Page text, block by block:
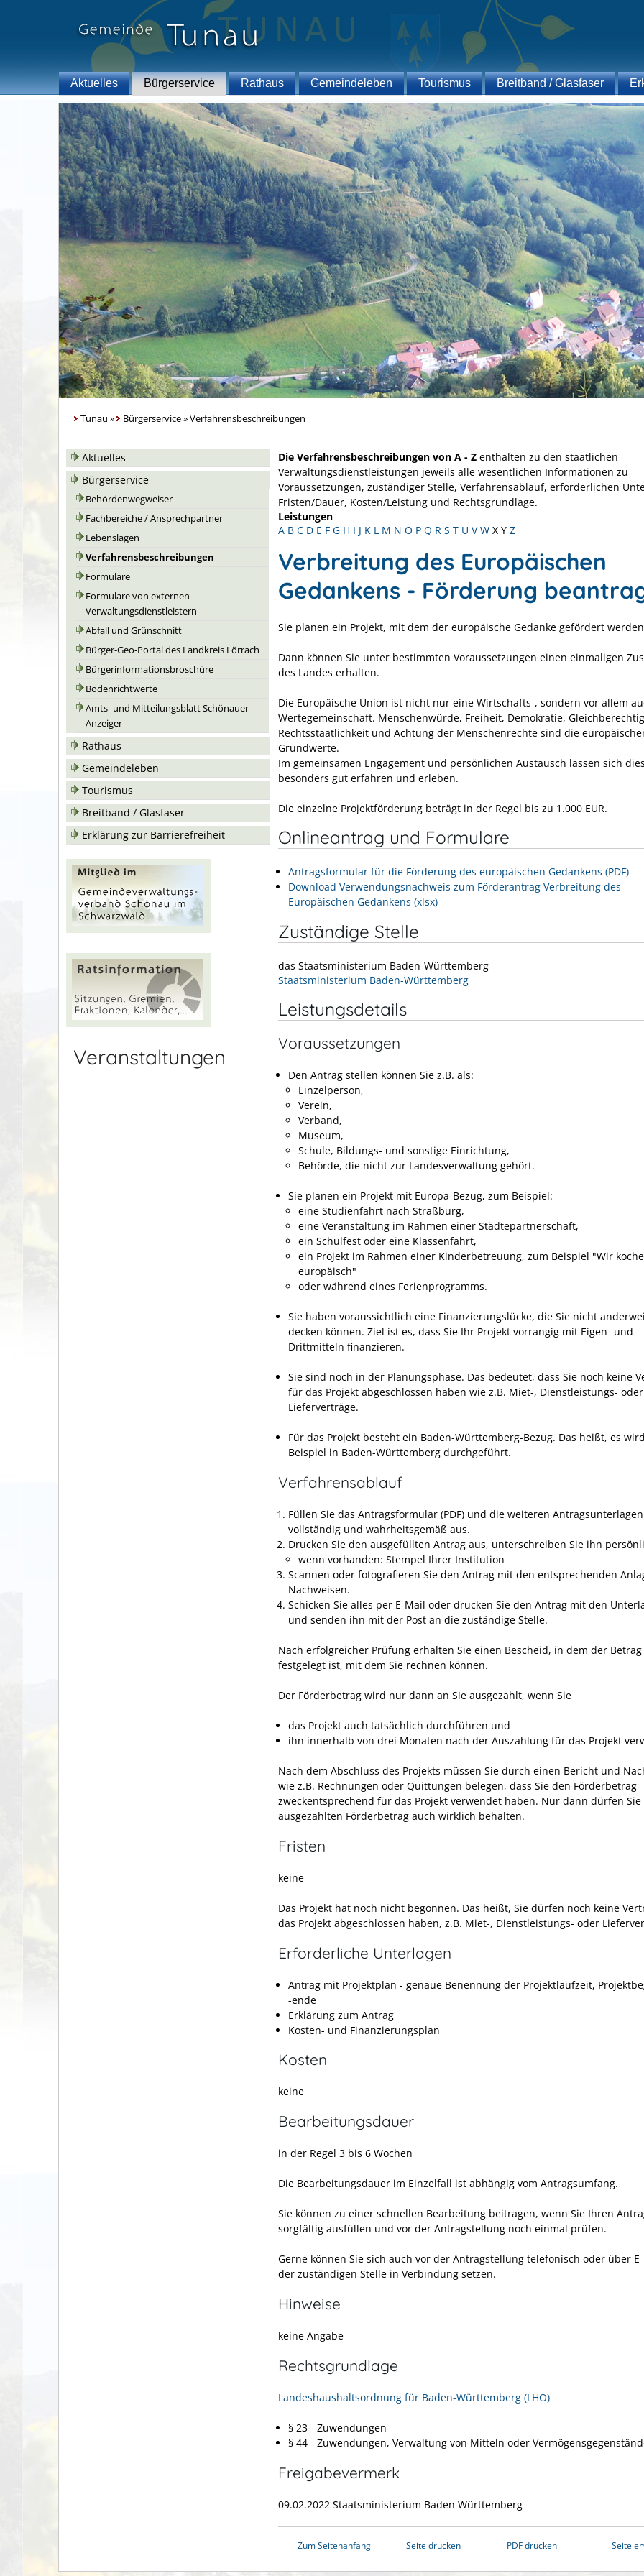
Aktuelles Bürgerservice Rathaus Gemeindeleben Tourismus Breitband / Glasfaser
Tunau » Bürgerservice»Verfahrensbeschreibungen
Aktuelles
Bürgerservice
Behördenwegweiser
Fachbereiche / Ansprechpartner
Lebenslagen
Verfahrensbeschreibungen
Formulare
Formulare von externen
Verwaltungsdienstleistern
Abfall und Grünschnitt
Bürger-Geo-Portal des Landkreis Lörrach
Bürgerinformationsbroschüre
Bodenrichtwerte
Amts- und Mitteilungsblatt Schönauer
Anzeiger
Rathaus
Gemeindeleben
Tourismus
Breitband / Glasfaser
Erklärung zur Barrierefreiheit
Veranstaltungen
Die Verfahrensbeschreibungen von A - Z enthalten zu den staatlichen
Verwaltungsdienstleistungen jeweils alle wesentlichen Informationen zu
Voraussetzungen, zuständiger Stelle, Verfahrensablauf, erforderlichen
Fristen/Dauer, Kosten/Leistung und Rechtsgrundlage.
Leistungen
A B C D E F G H I J K L M N O P Q R S T U V W X Y Z
Verbreitung des Europäischen
Gedankens - Förderung
Sie planen ein Projekt, mit dem der europäische Gedanke gefördert
Dann können Sie unter bestimmten Voraussetzungen einen einmaligen
des Landes erhalten.
Die Europäische Union ist nicht nur eine Wirtschafts-, sondern vor allem
Wertegemeinschaft. Menschenwürde, Freiheit, Demokratie,
Rechtsstaatlichkeit und Achtung der Menschenrechte sind die
Grundwerte.
Im gemeinsamen Engagement und persönlichen Austausch lassen sich
besonders gut erfahren und erleben.
Die einzelne Projektförderung beträgt in der Regel bis zu 1.000 EUR.
Onlineantrag und Formulare
Antragsformular für die Förderung des europäischen Gedankens (PDF)
Download Verwendungsnachweis zum Förderantrag Verbreitung des
Europäischen Gedankens (xlsx)
Zuständige Stelle
das Staatsministerium Baden-Württemberg
Staatsministerium Baden-Württemberg
Leistungsdetails
Voraussetzungen
Den Antrag stellen können Sie z.B. als:
Einzelperson,
Verein,
Verband,
Museum,
Schule, Bildungs- und sonstige Einrichtung,
Behörde, die nicht zur Landesverwaltung gehört.
Sie planen ein Projekt mit Europa-Bezug, zum Beispiel:
eine Studienfahrt nach Straßburg,
eine Veranstaltung im Rahmen einer Städtepartnerschaft,
ein Schulfest oder eine Klassenfahrt,
ein Projekt im Rahmen einer Kinderbetreuung, zum Beispiel "Wir
europäisch"
oder während eines Ferienprogramms.
Sie haben voraussichtlich eine Finanzierungslücke, die Sie nicht
decken können. Ziel ist es, dass Sie Ihr Projekt vorrangig mit Eigen- und
Drittmitteln finanzieren.
Sie sind noch in der Planungsphase. Das bedeutet, dass Sie noch keine
für das Projekt abgeschlossen haben wie z.B. Miet-, Dienstleistungs- oder
Lieferverträge.
Für das Projekt besteht ein Baden-Württemberg-Bezug. Das heißt, es
Beispiel in Baden-Württemberg durchgeführt.
Verfahrensablauf
Füllen Sie das Antragsformular (PDF) und die weiteren Antragsunterlagen
vollständig und wahrheitsgemäß aus.
Drucken Sie den ausgefüllten Antrag aus, unterschreiben Sie ihn
wenn vorhanden: Stempel Ihrer Institution
Scannen oder fotografieren Sie den Antrag mit den entsprechenden
Nachweisen.
Schicken Sie alles per E-Mail oder drucken Sie den Antrag mit den
und senden ihn mit der Post an die zuständige Stelle.
Nach erfolgreicher Prüfung erhalten Sie einen Bescheid, in dem der Betrag
festgelegt ist, mit dem Sie rechnen können.
Der Förderbetrag wird nur dann an Sie ausgezahlt, wenn Sie
das Projekt auch tatsächlich durchführen und
ihn innerhalb von drei Monaten nach der Auszahlung für das Projekt
Nach dem Abschluss des Projekts müssen Sie durch einen Bericht und
wie z.B. Rechnungen oder Quittungen belegen, dass Sie den Förderbetrag
zweckentsprechend für das Projekt verwendet haben. Nur dann dürfen Sie
ausgezahlten Förderbetrag auch wirklich behalten.
Fristen
keine
Das Projekt hat noch nicht begonnen. Das heißt, Sie dürfen noch keine
das Projekt abgeschlossen haben, z.B. Miet-, Dienstleistungs- oder
Erforderliche Unterlagen
Antrag mit Projektplan - genaue Benennung der Projektlaufzeit,
-ende
Erklärung zum Antrag
Kosten- und Finanzierungsplan
Kosten
keine
Bearbeitungsdauer
in der Regel 3 bis 6 Wochen
Die Bearbeitungsdauer im Einzelfall ist abhängig vom Antragsumfang.
Sie können zu einer schnellen Bearbeitung beitragen, wenn Sie Ihren
sorgfältig ausfüllen und vor der Antragstellung noch einmal prüfen.
Gerne können Sie sich auch vor der Antragstellung telefonisch oder über
der zuständigen Stelle in Verbindung setzen.
Hinweise
keine Angabe
Rechtsgrundlage
Landeshaushaltsordnung für Baden-Württemberg (LHO)
§ 23 - Zuwendungen
§ 44 - Zuwendungen, Verwaltung von Mitteln oder
Freigabevermerk
09.02.2022 Staatsministerium Baden Württemberg
Zum Seitenanfang Seite drucken PDF drucken Seite